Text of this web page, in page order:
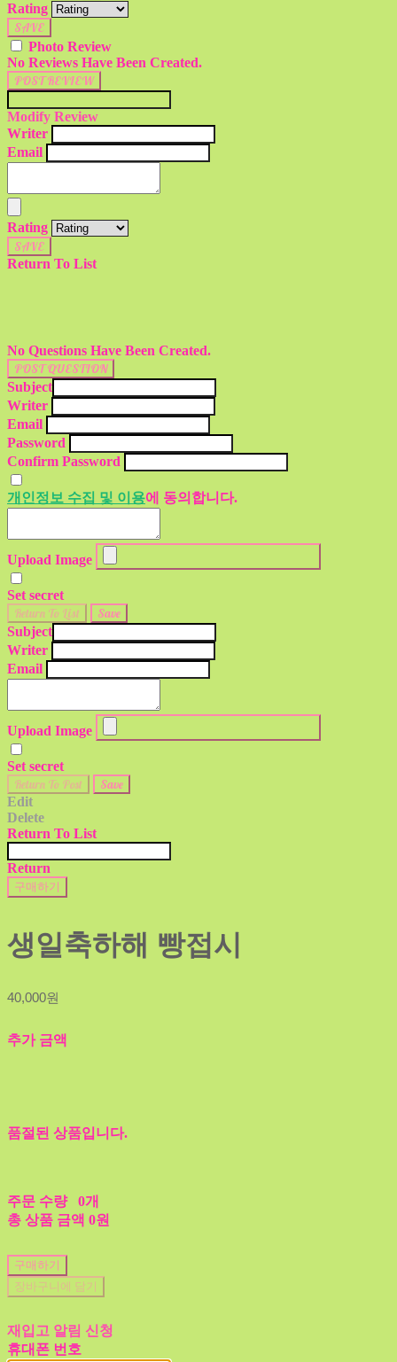
Rating
SAVE
Photo Review
No Reviews Have Been Created.
POST REVIEW
Modify Review
Writer
Email
Rating
SAVE
Return To List
No Questions Have Been Created.
POST QUESTION
Subject
Writer
Email
Password
Confirm Password
개인정보 수집 및 이용에 동의합니다.
Upload Image
Set secret
Return To List Save
Subject
Writer
Email
Upload Image
Set secret
Return To Post Save
Edit
Delete
Return To List
Return
구매하기
생일축하해 빵접시
40,000원
추가 금액
품절된 상품입니다.
주문 수량
0개
총 상품 금액 0원
구매하기
장바구니에 담기
재입고 알림 신청
휴대폰 번호